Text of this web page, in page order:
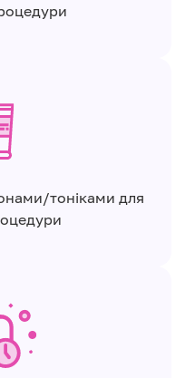
тоніками для